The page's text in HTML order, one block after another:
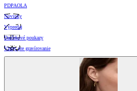
PDPAOLA
Novinky
Výpredaj
Darčekové poukazy
Vzory pre gravírovanie